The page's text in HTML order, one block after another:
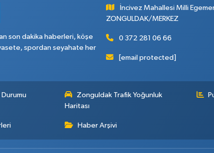
son dakika haberleri, köşe
spordan seyahate her
İncivez Mahallesi Milli
ZONGULDAK/MERKEZ
0 372 281 06 66
[email protected]
Zonguldak Trafik Yoğunluk
Haritası
Haber Arşivi